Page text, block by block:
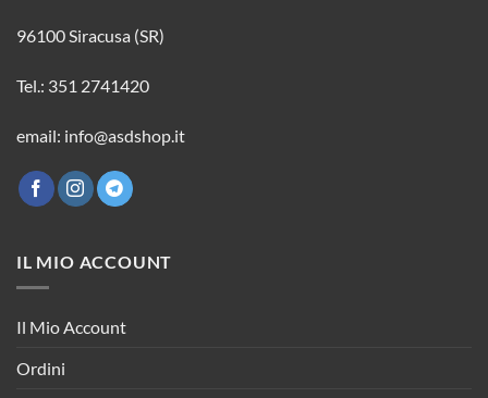
96100 Siracusa (SR)
Tel.: 351 2741420
email: info@asdshop.it
IL MIO ACCOUNT
Il Mio Account
Ordini